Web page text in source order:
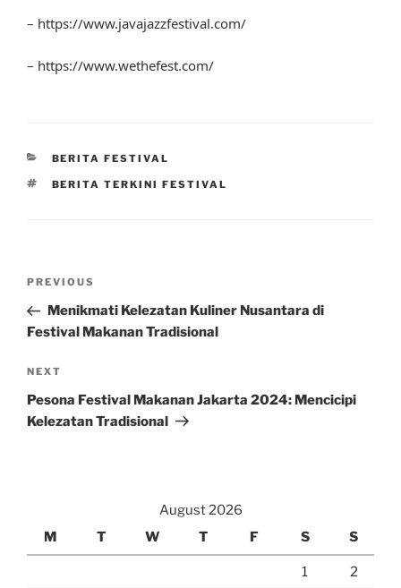
– https://www.javajazzfestival.com/
– https://www.wethefest.com/
CATEGORIES
BERITA FESTIVAL
TAGS
BERITA TERKINI FESTIVAL
Previous
Post
PREVIOUS
Menikmati Kelezatan Kuliner Nusantara di
Festival Makanan Tradisional
Next
Post
NEXT
Pesona Festival Makanan Jakarta 2024: Mencicipi
Kelezatan Tradisional
August 2026
M
T W T F S S
1 2